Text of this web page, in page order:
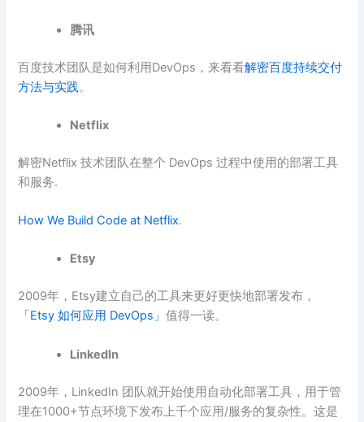
腾讯
百度技术团队是如何利用DevOps，来看看解密百度持续交付
方法与实践。
Netflix
解密Netflix 技术团队在整个 DevOps 过程中使用的部署工具
和服务.
How We Build Code at Netflix.
Etsy
2009年，Etsy建立自己的工具来更好更快地部署发布，
「Etsy 如何应用 DevOps」值得一读。
LinkedIn
2009年，LinkedIn 团队就开始使用自动化部署工具，用于管
理在1000+节点环境下发布上千个应用/服务的复杂性。这是